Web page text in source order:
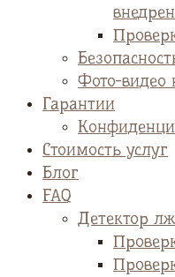
Фото-видео
Гарантии
Стоимость услуг
Блог
FAQ
Детектор